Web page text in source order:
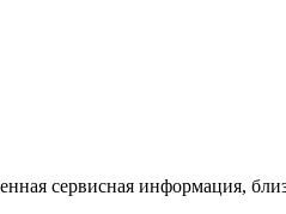
сервисная информация,